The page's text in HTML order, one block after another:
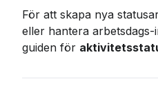
För att skapa nya
eller hantera
guiden för